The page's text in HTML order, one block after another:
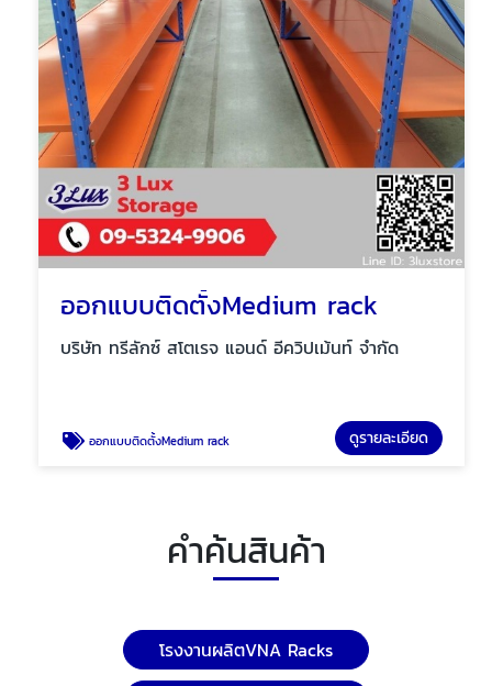
ออกแบบติดตั้งMedium rack
บริษัท ทรีลักซ์ สโตเรจ แอนด์ อีควิปเม้นท์ จำกัด
ออกแบบติดตั้งMedium rack ดูรายละเอียด
คำค้นสินค้า
โรงงานผลิตVNA Racks